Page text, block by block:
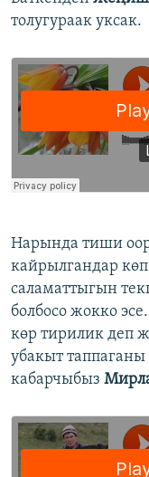
толугураак уксак.
Нарында тиши
кайрылгандар
саламаттыгын
болбосо жокко
көр тирилик деп
убакыт
кабарчыбыз